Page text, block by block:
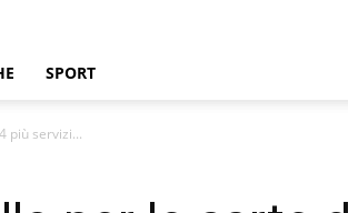
SPORT
più servizi...